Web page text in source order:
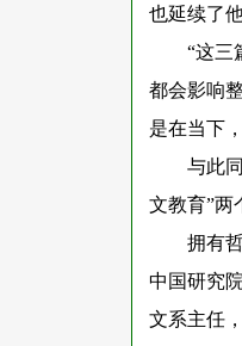
也延续了
“这三
都会影响
是在当下
与此
文教育”两
拥有
中国研究
文系主任